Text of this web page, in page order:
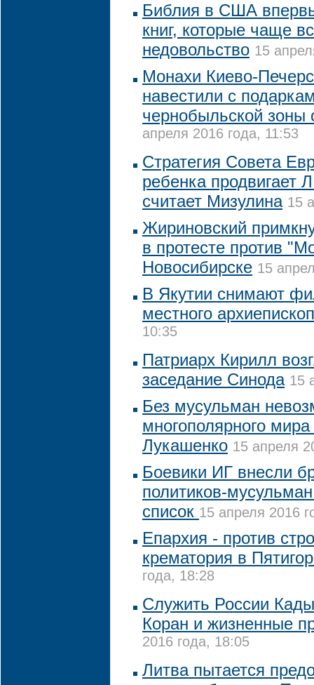
Библия в США
книг, которые чаще
недовольство 15
Монахи Киево-
навестили с
чернобыльской зоны
апреля 2016 года, 11:53
Стратегия Совета
ребенка продвигает
считает Мизулина 15
Жириновский
в протесте против
Новосибирске 15
В Якутии снимают
местного
10:35
Патриарх Кирилл
заседание Синода 15
Без мусульман
многополярного
Лукашенко 15 апреля
Боевики ИГ внесли
политиков-
список 15 апреля 2016
Епархия - против
крематория в
года, 18:28
Служить России
Коран и жизненные
2016 года, 18:05
Литва пытается